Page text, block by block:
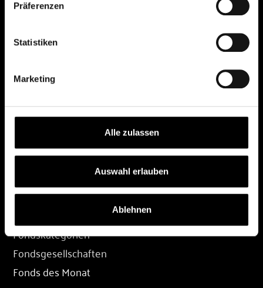
Präferenzen
Statistiken
Marketing
Alle zulassen
Auswahl erlauben
Ablehnen
All rights reserved.
Depot eröffnen
Depot übertragen
Konditionen
FONDS
Fondskategorien
Fondsgesellschaften
Fonds des Monat